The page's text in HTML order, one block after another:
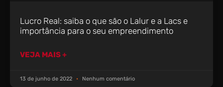
Lucro Real: saiba o que são o Lalur e a Lacs e
importância para o seu empreendimento
VEJA MAIS +
13 de junho de 2022 Nenhum comentário